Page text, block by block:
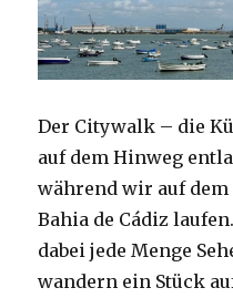
Der Citywalk – die
auf dem Hinweg
während wir auf
Bahia de Cádiz
dabei jede Menge
wandern ein Stück